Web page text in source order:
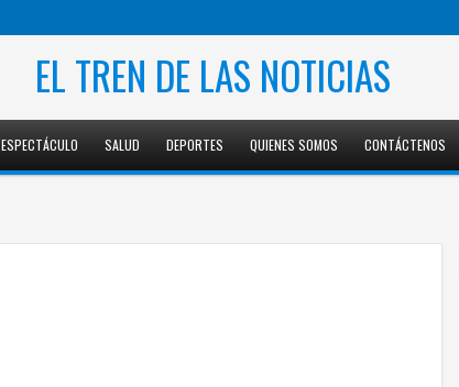
EL TREN DE LAS NOTICIAS
ESPECTÁCULO SALUD DEPORTES QUIENES SOMOS CONTÁCTENOS